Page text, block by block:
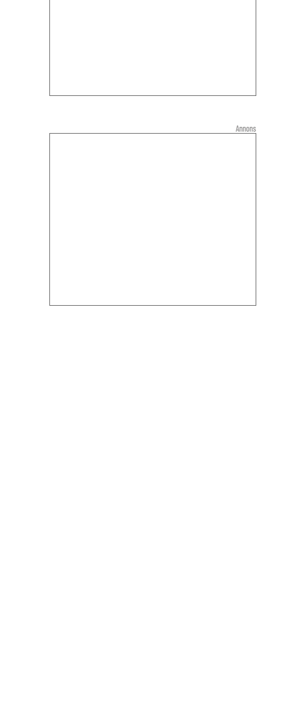
Annons